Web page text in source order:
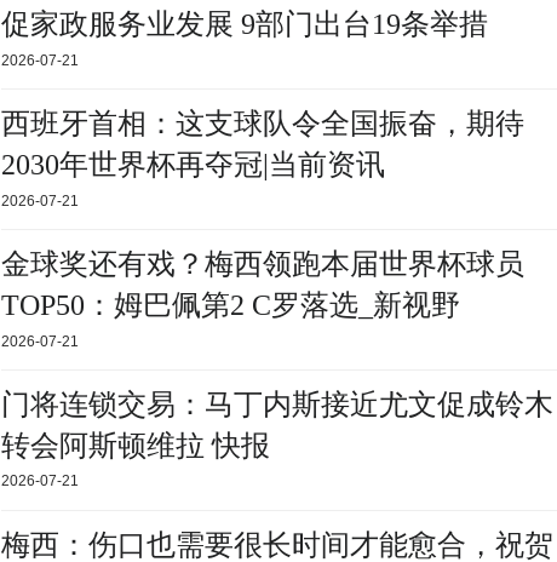
促家政服务业发展 9部门出台19条举措
2026-07-21
西班牙首相：这支球队令全国振奋，期待
2030年世界杯再夺冠|当前资讯
2026-07-21
金球奖还有戏？梅西领跑本届世界杯球员
TOP50：姆巴佩第2 C罗落选_新视野
2026-07-21
门将连锁交易：马丁内斯接近尤文促成铃木
转会阿斯顿维拉 快报
2026-07-21
梅西：伤口也需要很长时间才能愈合，祝贺